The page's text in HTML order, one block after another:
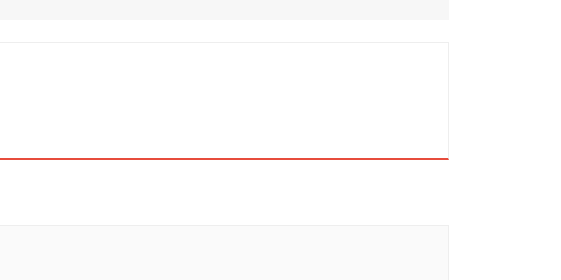
valores y opiniones, vida familiar, tiempo libre
y objetivos profesionales y del dominio